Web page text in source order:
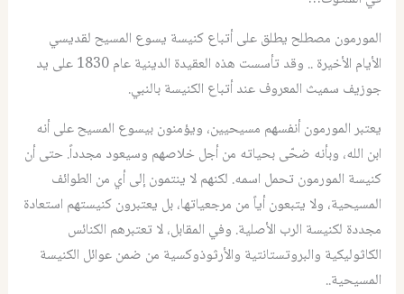
المورمون مصطلح يطلق على أتباع كنيسة يسوع المسيح لقديسي
الأيام الأخيرة .. وقد تأسست هذه العقيدة الدينية عام 1830 على يد
جوزيف سميث المعروف عند أتباع الكنيسة بالنبي.
يعتبر المورمون أنفسهم مسيحيين، ويؤمنون بيسوع المسيح على أنه
ابن الله، وبأنه ضحّى بحياته من أجل خلاصهم وسيعود مجدداً. حتى أن
كنيسة المورمون تحمل اسمه. لكنهم لا ينتمون إلى أي من الطوائف
المسيحية، ولا يتبعون أياً من مرجعياتها، بل يعتبرون كنيستهم استعادة
مجددة لكنيسة الرب الأصلية. وفي المقابل، لا تعتبرهم الكنائس
الكاثوليكية والبروتستانتية والأرثوذوكسية من ضمن عوائل الكنيسة
المسيحية..